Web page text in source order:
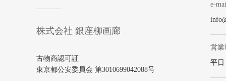
株式会社 銀座柳画廊
古物商認可証
東京都公安委員会 第3010699042088号
e-
営業
平日